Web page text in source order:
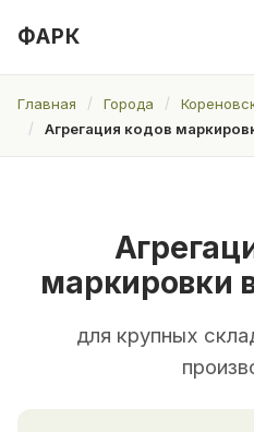
ФАРК
Главная Города
Агрегация кодов
маркировки
для крупных